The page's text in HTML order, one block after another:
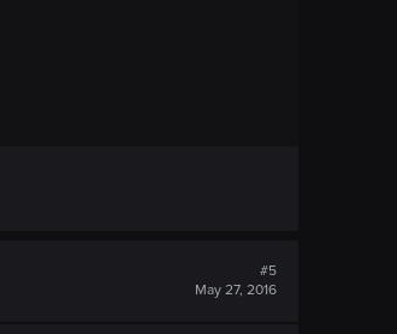
#5
May 27, 2016